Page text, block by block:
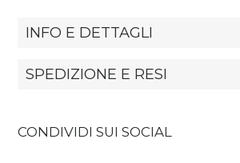
INFO E DETTAGLI
SPEDIZIONE E RESI
CONDIVIDI SUI SOCIAL